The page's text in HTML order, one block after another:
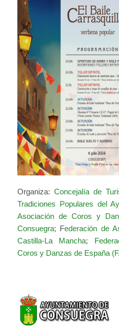
Organiza: Concejalía de
Tradiciones Populares del
Asociación de Coros y
Consuegra; Federación de
Castilla-La Mancha;
Coros y Danzas de España